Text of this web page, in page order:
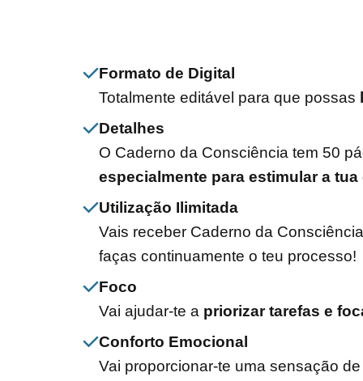
Formato de Digital
Totalmente editável para que possas
Detalhes
O Caderno da Consciência tem 50
especialmente para estimular a
Utilização Ilimitada
Vais receber Caderno da
faças continuamente o teu processo!
Foco
Vai ajudar-te a priorizar tarefas e
Conforto Emocional
Vai proporcionar-te uma sensação